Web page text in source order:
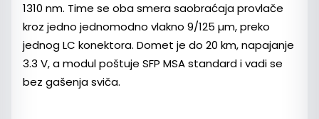
1310 nm. Time se oba smera saobraćaja provlače
kroz jedno jednomodno vlakno 9/125 µm, preko
jednog LC konektora. Domet je do 20 km, napajanje
3.3 V, a modul poštuje SFP MSA standard i vadi se
bez gašenja sviča.